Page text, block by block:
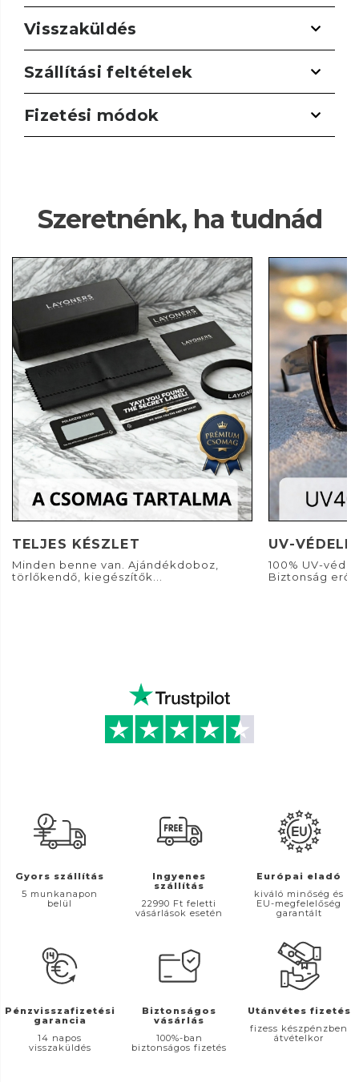
Visszaküldés
Szállítási feltételek
Fizetési módok
Szeretnénk, ha tudnád
TELJES KÉSZLET
Minden benne van. Ajándékdoboz,
törlőkendő, kiegészítők...
UV-
100% UV-
Biztonság
Gyors szállítás
5 munkanapon
belül
Ingyenes
szállítás
22990 Ft feletti
vásárlások esetén
Európai eladó
kiváló minőség és
EU-megfelelőség
garantált
Pénzvisszafizetési
garancia
14 napos
visszaküldés
Biztonságos
vásárlás
100%-ban
biztonságos fizetés
Utánvétes fizetés
fizess készpénzben
átvételkor